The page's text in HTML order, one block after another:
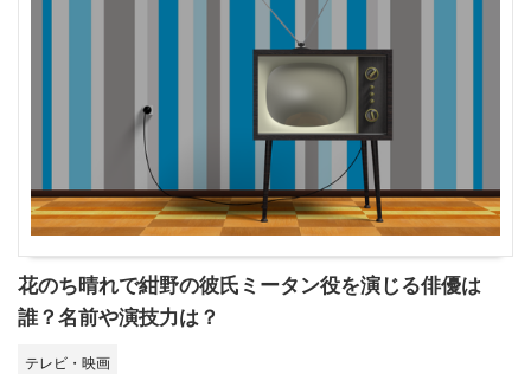
花のち晴れで紺野の彼氏ミータン役を演じる俳優は
誰？名前や演技力は？
テレビ・映画